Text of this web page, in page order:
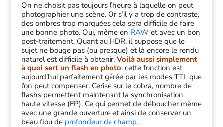
On ne choisit pas toujours l’heure à laquelle on peut
photographier une scène. Or s’il y a trop de contraste,
des ombres trop marquées cela sera difficile de faire
une bonne photo. Oui, même en RAW et avec un bon
post-traitement. Quant au HDR, il suppose que le
sujet ne bouge pas (ou presque) et là encore le rendu
naturel est difficile à obtenir.Voilà aussi simplement
à quoi sert un flash en photo.cette fonction est
aujourd’hui parfaitement gérée par les modes TTL que
l’on peut compenser. Cerise sur le cobra, nombre de
flashs permettent maintenant la synchronisation
haute vitesse (FP). Ce qui permet de déboucher même
avec une grande ouverture et ainsi de conserver un
beau flou de profondeur de champ.